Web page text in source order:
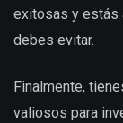
exitosas y estás
debes evitar.
Finalmente,
valiosos para